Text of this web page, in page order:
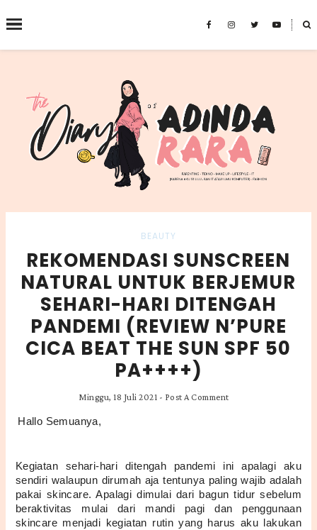
˟
SEARCH THIS BLOG
BEAUTY
REKOMENDASI SUNSCREEN
NATURAL UNTUK BERJEMUR
SEHARI-HARI DITENGAH
PANDEMI (REVIEW N’PURE
CICA BEAT THE SUN SPF 50
PA++++)
Minggu, 18 Juli 2021 - Post A Comment
Hallo Semuanya,
Kegiatan sehari-hari ditengah pandemi ini apalagi aku
sendiri walaupun dirumah aja tentunya paling wajib adalah
pakai skincare. Apalagi dimulai dari bagun tidur sebelum
beraktivitas mulai dari mandi pagi dan penggunaan
skincare menjadi kegiatan rutin yang harus aku lakukan